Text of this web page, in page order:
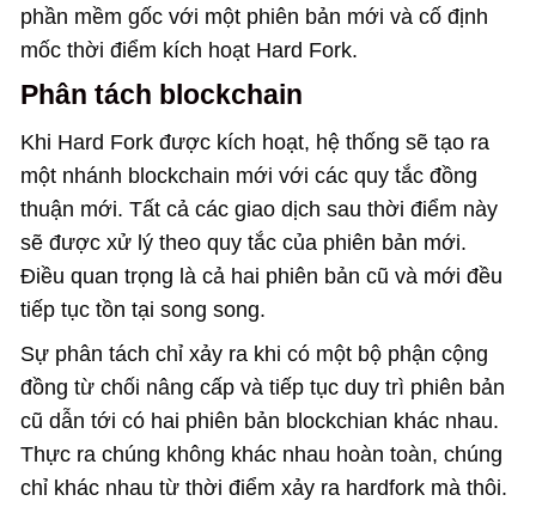
phần mềm gốc với một phiên bản mới và cố định
mốc thời điểm kích hoạt Hard Fork.
Phân tách blockchain
Khi Hard Fork được kích hoạt, hệ thống sẽ tạo ra
một nhánh blockchain mới với các quy tắc đồng
thuận mới. Tất cả các giao dịch sau thời điểm này
sẽ được xử lý theo quy tắc của phiên bản mới.
Điều quan trọng là cả hai phiên bản cũ và mới đều
tiếp tục tồn tại song song.
Sự phân tách chỉ xảy ra khi có một bộ phận cộng
đồng từ chối nâng cấp và tiếp tục duy trì phiên bản
cũ dẫn tới có hai phiên bản blockchian khác nhau.
Thực ra chúng không khác nhau hoàn toàn, chúng
chỉ khác nhau từ thời điểm xảy ra hardfork mà thôi.